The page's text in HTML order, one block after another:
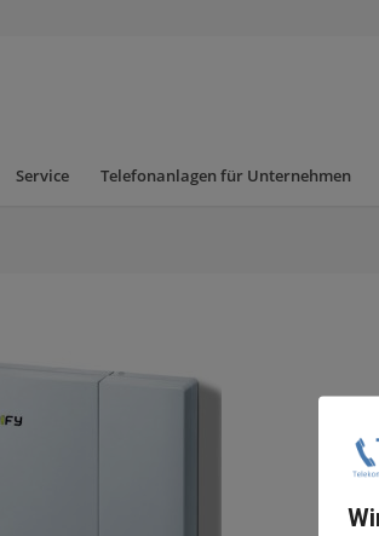
Service Telefonanlagen für Unternehmen